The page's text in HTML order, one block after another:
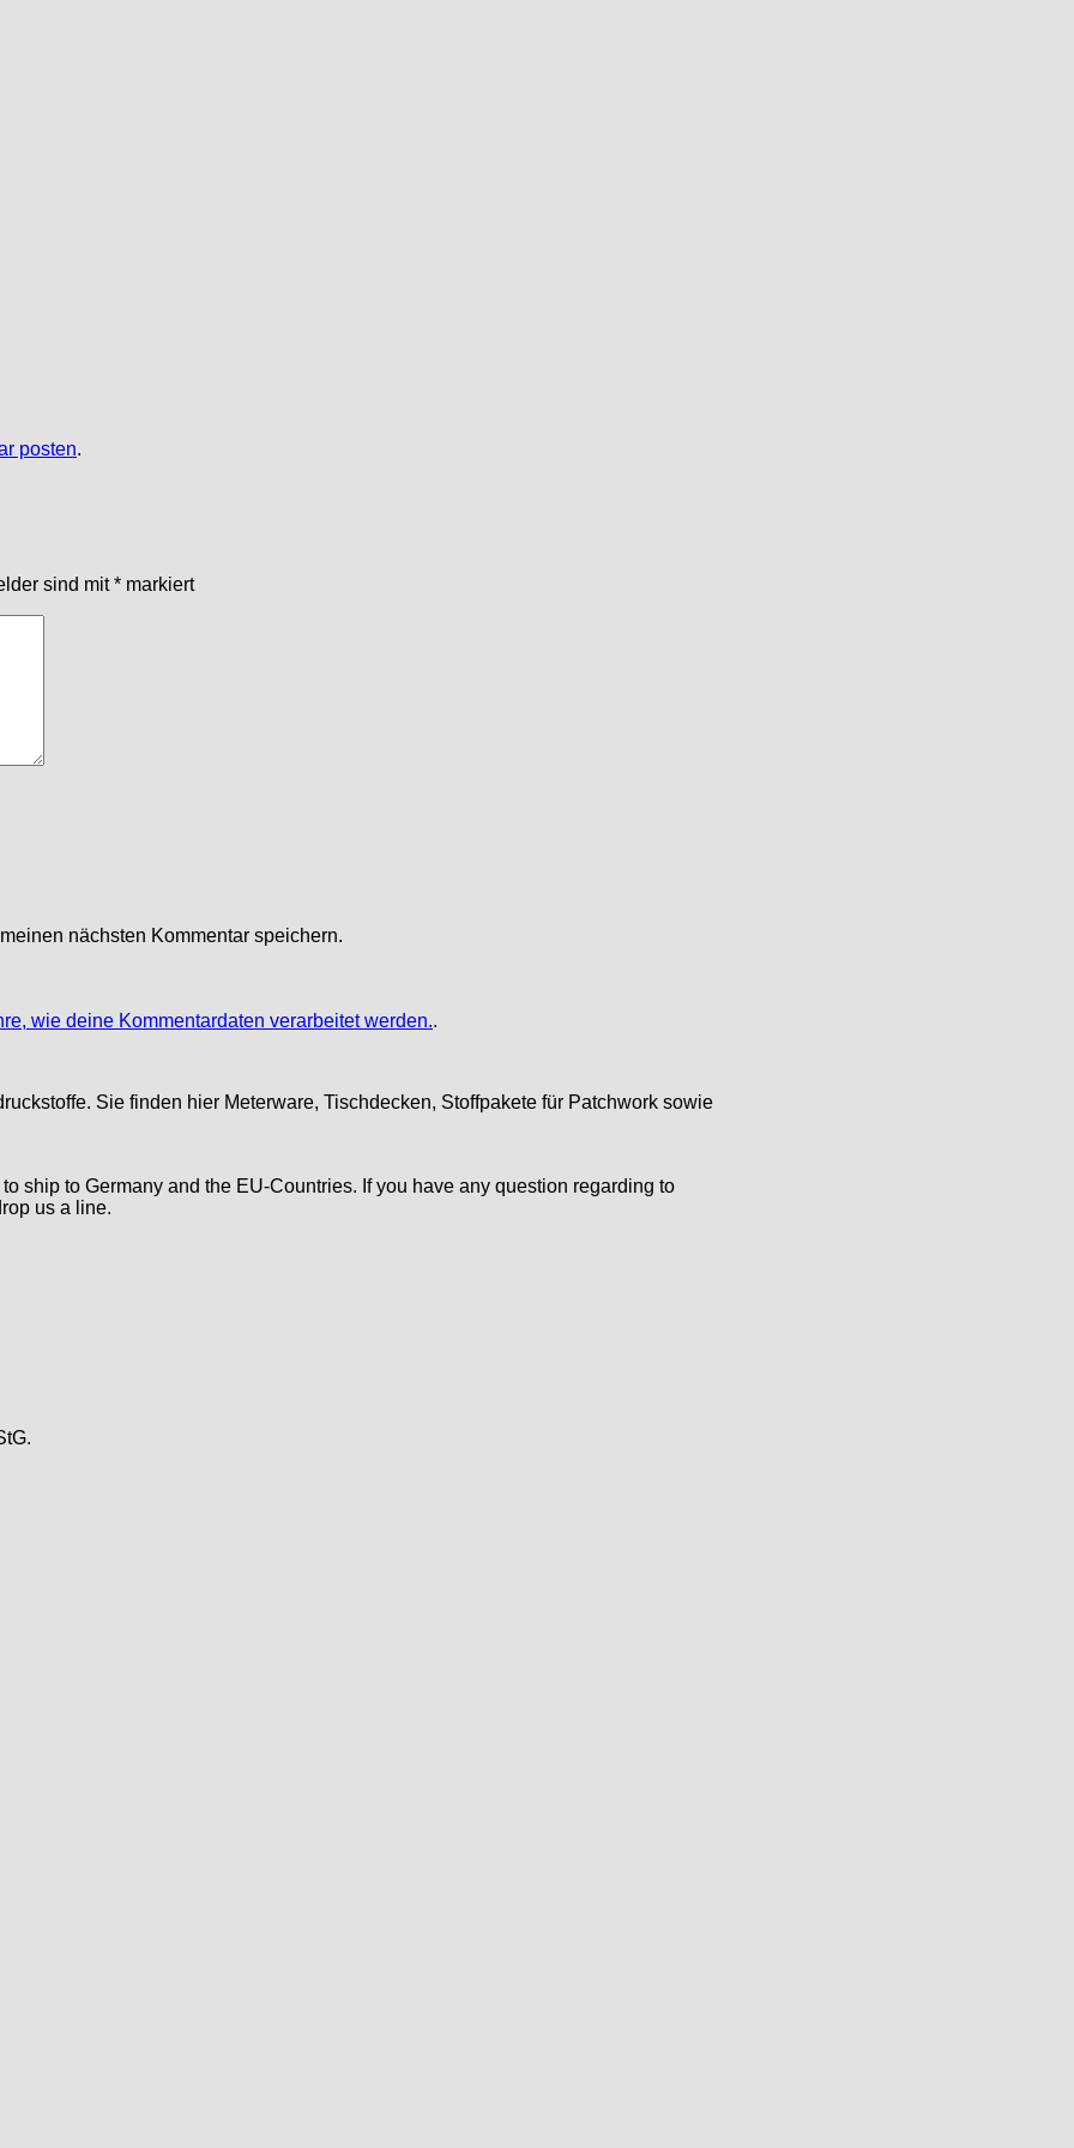
posten.
sind mit* markiert
nächsten Kommentar speichern.
wie deine Kommentardaten verarbeitet werden..
Sie finden hier Meterware, Tischdecken, Stoffpakete für Patchwork sowie
ship to Germany and the EU-Countries. If you have any question regarding to
us a line.